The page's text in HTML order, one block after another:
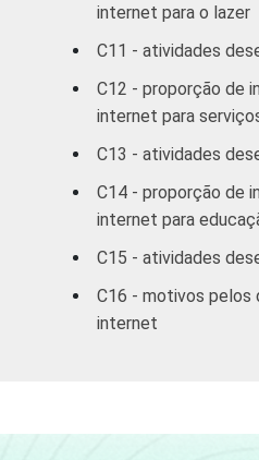
SOCIAL
3
internet para o lazer
C11 - atividades
C12 - proporção de
internet para
C13 - atividades
C14 - proporção de
internet para
C15 - atividades
C16 - motivos pelos
internet